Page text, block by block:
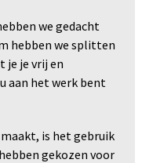
we gedacht
hebben we splitten
je je vrij en
aan het werk bent
is het gebruik
gekozen voor